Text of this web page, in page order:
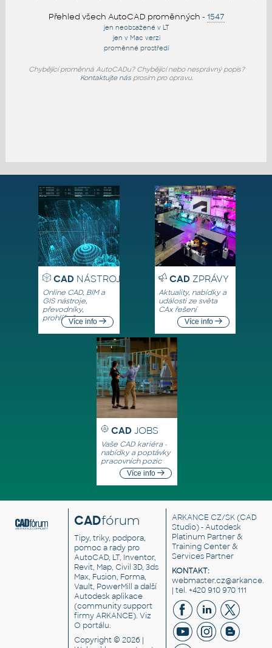
Přehled všech AutoCAD proměnných - 1547
jen neobsažené v LT
jen v Mac verzi
proměnné prostředí
Chybějící proměnná AutoCADu? Chybějící nebo nesprávný popis?
Kontaktujte násprosím pro opravu.
CADNÁSTROJE
Online CAD, BIM a
GIS nástroje,
převodníky,
prohlížečeVíce info
CADZPRÁVY
Aktuality, nabídky a
události ze světa
CAx řešení
Více info
CAD JOBS
Vaše CAD kariéra -
nabídky a poptávky
pracovních pozic
Více info
CADfórum
Tipy, triky, podpora,
pomoc a rady pro
AutoCAD, LT, Inventor,
Revit, Map, Civil 3D, 3ds
Max, Fusion, Forma,
Vault, PowerMill a další
Autodesk aplikace
(community support
firmy ARKANCE). Viz
O portálu.
Copyright © 2026 |
ARKANCE CZ/SK(CAD
Studio) - Autodesk
Platinum Partner &
Training Center &
Services Partner
KONTAKT:
| tel. +420 910 970 111